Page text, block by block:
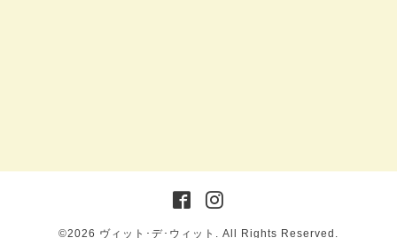
©2026 ヴィット･デ･ウィット . All Rights Reserved.